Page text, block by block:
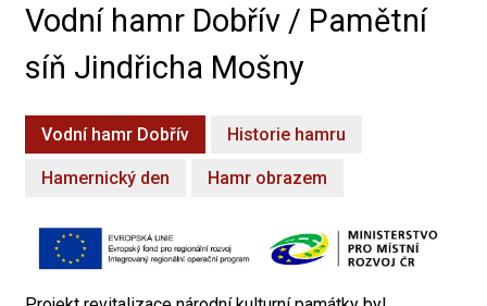
Vodní hamr Dobřív / Pamětní
síň Jindřicha Mošny
Vodní hamr Dobřív Historie hamru
Hamernický den Hamr obrazem